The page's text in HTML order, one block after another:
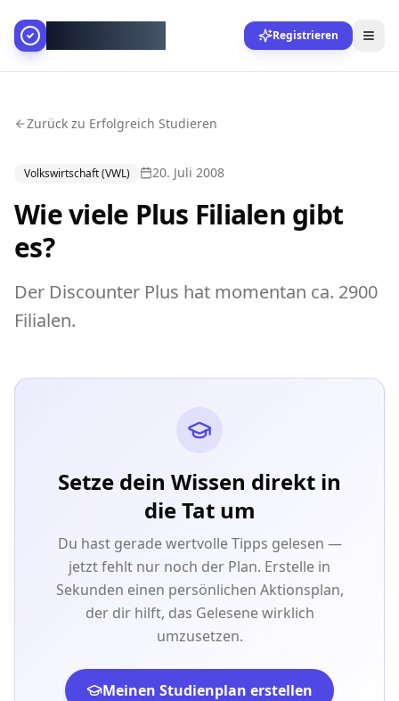
Registrieren
Zurück zu Erfolgreich Studieren
Volkswirtschaft (VWL) 20. Juli 2008
Wie viele Plus Filialen gibt
es?
Der Discounter Plus hat momentan ca. 2900
Filialen.
Setze dein Wissen direkt in
die Tat um
Du hast gerade wertvolle Tipps gelesen —
jetzt fehlt nur noch der Plan. Erstelle in
Sekunden einen persönlichen Aktionsplan,
der dir hilft, das Gelesene wirklich
umzusetzen.
Meinen Studienplan erstellen